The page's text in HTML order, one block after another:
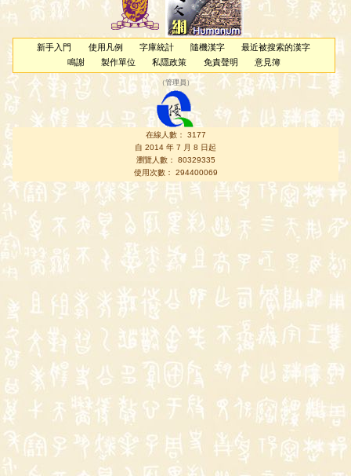
新手入門 使用凡例 字庫統計 隨機漢字
最近被搜索的漢字
鳴謝
製作單位 私隱政策 免責聲明 意見簿
（管理員 ）
在線人數： 3177
自 2014 年 7 月 8 日起
瀏覽人數： 80329335
使用次數： 294400069